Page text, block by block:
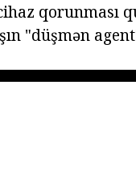
qorunması
"düşmən